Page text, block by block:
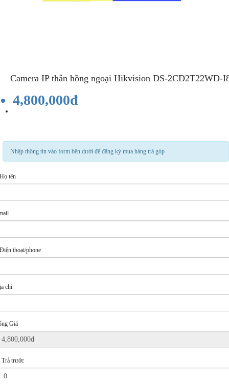
Camera IP thân hồng ngoại Hikvision DS-2CD2T22WD-
4,800,000đ
Nhập thông tin vào form bên dưới để đăng ký mua hàng trà góp
Họ tên
Điện thoại/phone
chỉ
Giá
Trả trước